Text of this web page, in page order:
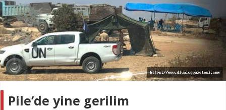
Pile’de yine gerilim